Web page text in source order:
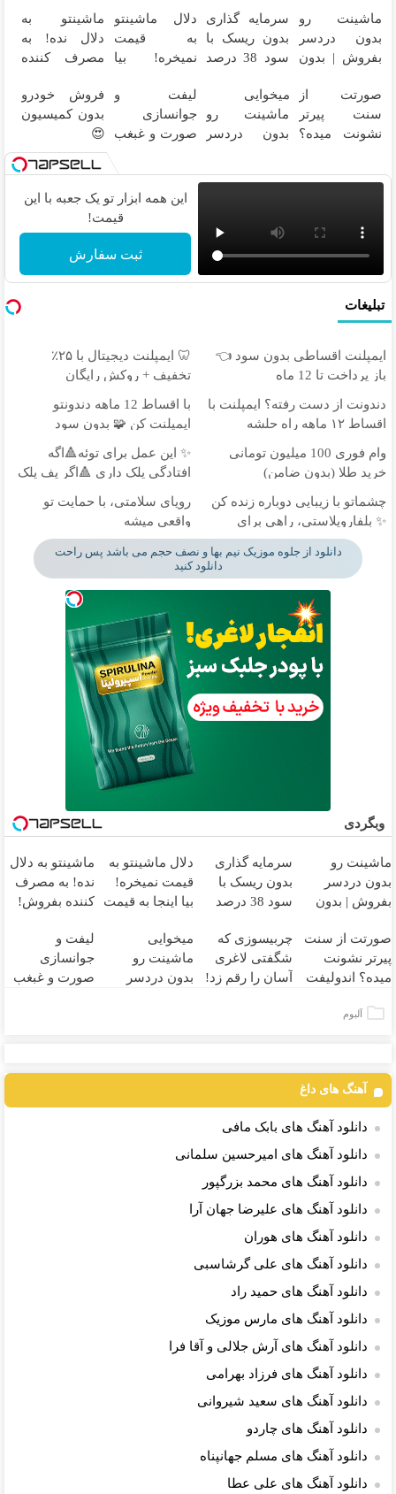
ماشینت رو
بدون دردسر
بفروش | بدون
سرمایه گذاری
بدون ریسک با
سود 38 درصد
دلال ماشینتو
به قیمت
نمیخره! بیا
بفروش*فقط
خریدار واقعی*
ماشینتو به
دلال نده! به
مصرف کننده
پاسخ به یک
تماس
صورتت از
سنت پیرتر
نشونت میده؟
می‌گردونه 🔰
میخوایی
ماشینت رو
بدون دردسر
بدون کمیسیون
لیفت و
جوانسازی
صورت و غبغب
دوران نقاهت
فروش خودرو
بدون کمیسیون
😍
این همه ابزار تو یک جعبه با این
قیمت!
ثبت سفارش
تبلیغات
ایمپلنت اقساطی بدون سود 👈
باز پرداخت تا 12 ماه
🦷 ایمپلنت دیجیتال با ۲۵٪
تخفیف + روکش رایگان
دندونت از دست رفته؟ ایمپلنت با
اقساط ۱۲ ماهه راه حلشه
با اقساط 12 ماهه دندونتو
ایمپلنت کن 🧩 بدون سود
وام فوری 100 میلیون تومانی
خرید طلا (بدون ضامن)
✨ این عمل برای توئه🔺اگه
افتادگی پلک داری 🔺اگر پف پلک
چشماتو با زیبایی دوباره زنده کن
✨ بلفاروپلاستی، راهی برای
جوان‌تر شدن
رویای سلامتی، با حمایت تو
واقعی میشه
دانلود از جلوه موزیک نیم بها و نصف حجم می باشد پس راحت
دانلود کنید
وبگردی
ماشینت رو
بدون دردسر
بفروش | بدون
سرمایه گذاری
بدون ریسک با
سود 38 درصد
دلال ماشینتو به
قیمت نمیخره!
بیا اینجا به قیمت
خریدار واقعی*
ماشینتو به دلال
نده! به مصرف
کننده بفروش!
یک تماس
صورتت از سنت
پیرتر نشونت
میده؟ اندولیفت
🔰
چربیسوزی که
شگفتی لاغری
آسان را رقم زد!
میخوایی
ماشینت رو
بدون دردسر
لیفت و
جوانسازی
صورت و غبغب
آلبوم
آهنگ های داغ
دانلود آهنگ های بابک مافی
دانلود آهنگ های امیرحسین سلمانی
دانلود آهنگ های محمد بزرگپور
دانلود آهنگ های علیرضا جهان آرا
دانلود آهنگ های هوران
دانلود آهنگ های علی گرشاسبی
دانلود آهنگ های حمید راد
دانلود آهنگ های مارس موزیک
دانلود آهنگ های آرش جلالی و آقا فرا
دانلود آهنگ های فرزاد بهرامی
دانلود آهنگ های سعید شیروانى
دانلود آهنگ های چاردو
دانلود آهنگ های مسلم جهانپناه
دانلود آهنگ های علی عطا